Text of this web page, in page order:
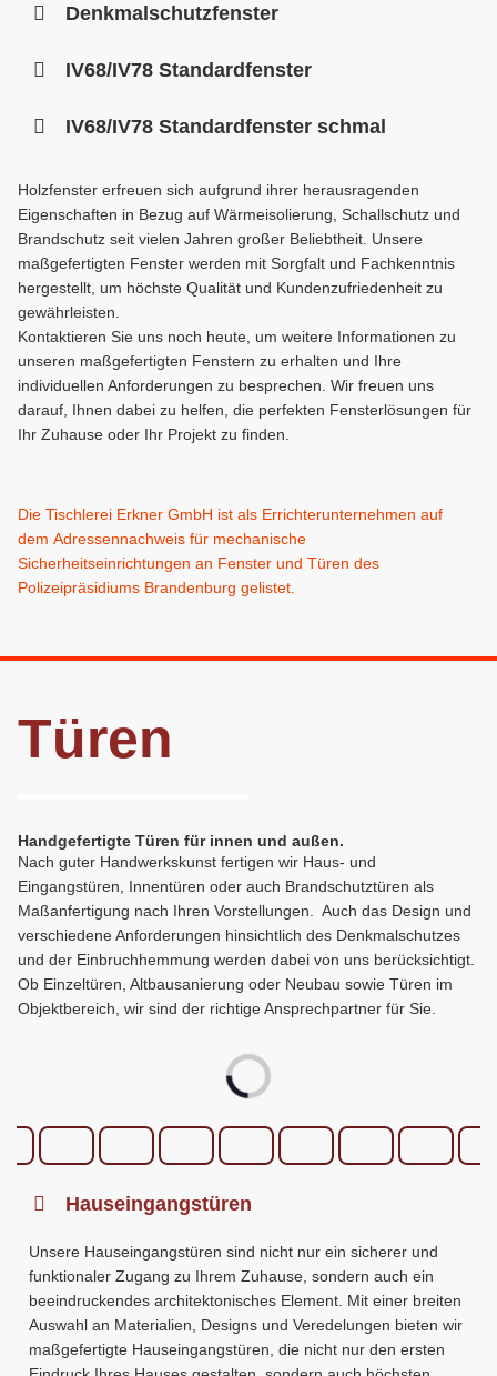
Denkmalschutzfenster
IV68/IV78 Standardfenster
IV68/IV78 Standardfenster schmal
Holzfenster erfreuen sich aufgrund ihrer herausragenden
Eigenschaften in Bezug auf Wärmeisolierung, Schallschutz und
Brandschutz seit vielen Jahren großer Beliebtheit. Unsere
maßgefertigten Fenster werden mit Sorgfalt und Fachkenntnis
hergestellt, um höchste Qualität und Kundenzufriedenheit zu
gewährleisten.
Kontaktieren Sie uns noch heute, um weitere Informationen zu
unseren maßgefertigten Fenstern zu erhalten und Ihre
individuellen Anforderungen zu besprechen. Wir freuen uns
darauf, Ihnen dabei zu helfen, die perfekten Fensterlösungen für
Ihr Zuhause oder Ihr Projekt zu finden.
Die Tischlerei Erkner GmbH ist als Errichterunternehmen auf
dem Adressennachweis für mechanische
Sicherheitseinrichtungen an Fenster und Türen des
Polizeipräsidiums Brandenburg gelistet.
Türen
Handgefertigte Türen für innen und außen.
Nach guter Handwerkskunst fertigen wir Haus- und
Eingangstüren, Innentüren oder auch Brandschutztüren als
Maßanfertigung nach Ihren Vorstellungen. Auch das Design und
verschiedene Anforderungen hinsichtlich des Denkmalschutzes
und der Einbruchhemmung werden dabei von uns berücksichtigt.
Ob Einzeltüren, Altbausanierung oder Neubau sowie Türen im
Objektbereich, wir sind der richtige Ansprechpartner für Sie.
Hauseingangstüren
Unsere Hauseingangstüren sind nicht nur ein sicherer und
funktionaler Zugang zu Ihrem Zuhause, sondern auch ein
beeindruckendes architektonisches Element. Mit einer breiten
Auswahl an Materialien, Designs und Veredelungen bieten wir
maßgefertigte Hauseingangstüren, die nicht nur den ersten